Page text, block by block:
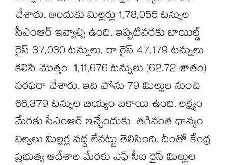
చేశారు. అందుకు మిల్లర్లు 1,78,055 టన్నుల
సీఎంఆర్ ఇవ్వాల్సి ఉంది. ఇప్పటివరకు బాయిల్డ్
రైస్ 37,030 టన్నులు, రా రైస్ 47,179 టన్నులు
కలిపి మొత్తం 1,11,676 టన్నులు (62.72 శాతం)
సరఫరా చేశారు. ఇది పోను 79 మిల్లుల నుంచి
66,379 టన్నుల బియ్యం బకాయి ఉంది. లక్ష్యం
మేరకు సీఎంఆర్ ఇచ్చేందుకు తగినంత ధాన్యం
నిల్వలు మిల్లర్ల వద్ద లేనట్టు తెలిసింది. దీంతో కేంద్ర
ప్రభుత్వ ఆదేశాల మేరకు ఎఫ్ సీఐ రైస్ మిల్లుల